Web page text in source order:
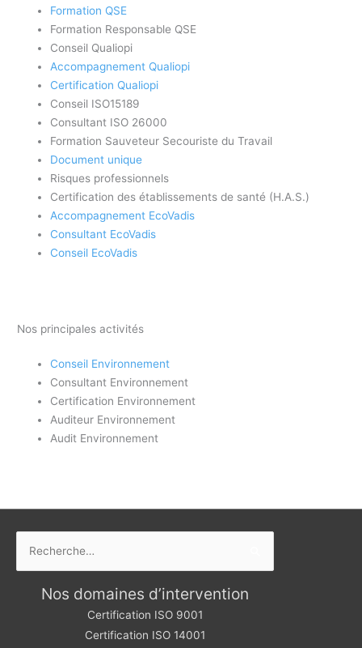
Formation QSE
Formation Responsable QSE
Conseil Qualiopi
Accompagnement Qualiopi
Certification Qualiopi
Conseil ISO15189
Consultant ISO 26000
Formation Sauveteur Secouriste du Travail
Document unique
Risques professionnels
Certification des établissements de santé (H.A.S.)
Accompagnement EcoVadis
Consultant EcoVadis
Conseil EcoVadis
Nos principales activités
Conseil Environnement
Consultant Environnement
Certification Environnement
Auditeur Environnement
Audit Environnement
Nos domaines d’intervention
Certification ISO 9001
Certification ISO 14001